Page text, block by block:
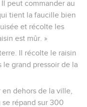
peut commander au
tient la faucille bien
et récolte les
est mûr. »
Il récolte le raisin
grand pressoir de la
dehors de la ville,
se répand sur 300